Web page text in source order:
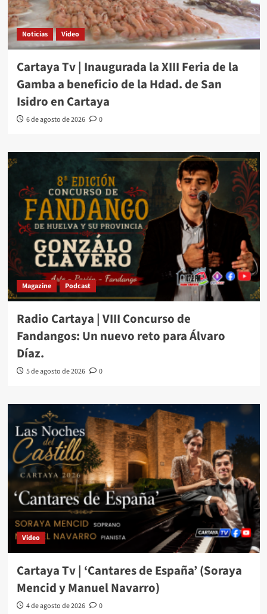
Noticias Video
Cartaya Tv | Inaugurada la XIII Feria de la
Gamba a beneficio de la Hdad. de San
Isidro en Cartaya
6 de agosto de 2026 0
Magazine Podcast
Radio Cartaya | VIII Concurso de
Fandangos: Un nuevo reto para Álvaro
Díaz.
5 de agosto de 2026 0
Video
Cartaya Tv | ‘Cantares de España’ (Soraya
Mencid y Manuel Navarro)
4 de agosto de 2026 0